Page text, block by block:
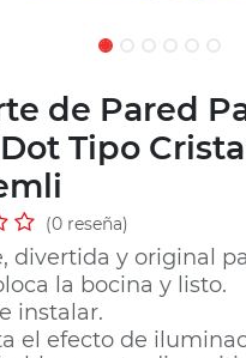
de Pared
Tipo
(0 reseña)
divertida y original
la bocina y listo.
instalar.
el efecto de